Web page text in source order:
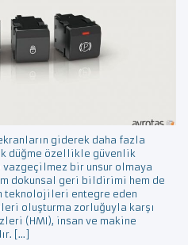
giderek daha fazla
düğme özellikle güvenlik
bir unsur olmaya
dokunsal geri bildirimi hem de
teknolojileri entegre eden
oluşturma zorluğuyla karşı
(HMI), insan ve makine
[…]